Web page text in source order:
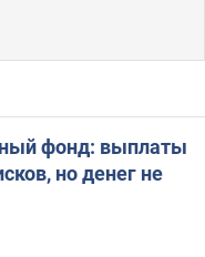
фонд: выплаты
но денег не